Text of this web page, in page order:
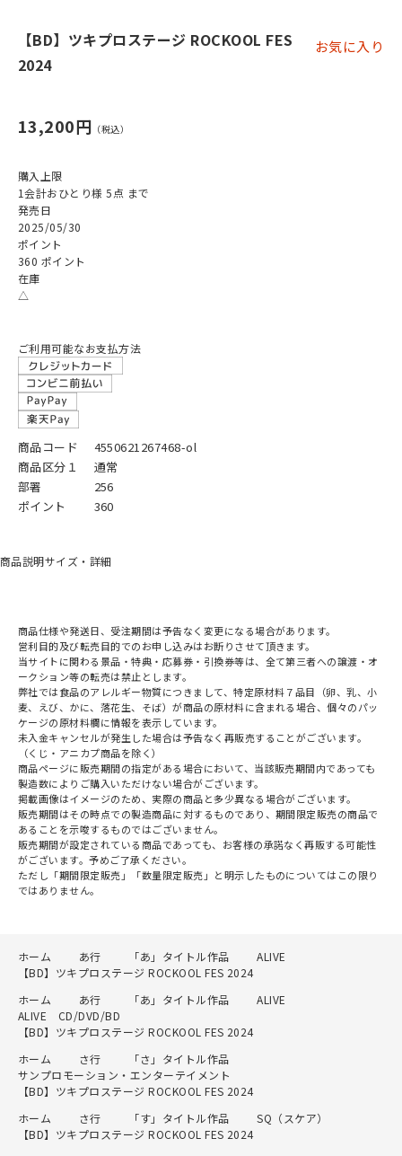
【BD】ツキプロステージ ROCKOOL FES
2024
お気に入り
13,200円
購入上限
1会計おひとり様 5点 まで
発売日
2025/05/30
ポイント
360 ポイント
在庫
△
ご利用可能なお支払方法
商品コード
4550621267468-ol
商品区分１
通常
部署
256
ポイント
360
商品説明サイズ・詳細
商品仕様や発送日、受注期間は予告なく変更になる場合があります。
営利目的及び転売目的でのお申し込みはお断りさせて頂きます。
当サイトに関わる景品・特典・応募券・引換券等は、全て第三者への譲渡・オ
ークション等の転売は禁止とします。
弊社では食品のアレルギー物質につきまして、特定原材料７品目（卵、乳、小
麦、えび、かに、落花生、そば）が商品の原材料に含まれる場合、個々のパッ
ケージの原材料欄に情報を表示しています。
未入金キャンセルが発生した場合は予告なく再販売することがございます。
（くじ・アニカプ商品を除く）
商品ページに販売期間の指定がある場合において、当該販売期間内であっても
製造数によりご購入いただけない場合がございます。
掲載画像はイメージのため、実際の商品と多少異なる場合がございます。
販売期間はその時点での製造商品に対するものであり、期間限定販売の商品で
あることを示唆するものではございません。
販売期間が設定されている商品であっても、お客様の承諾なく再販する可能性
がございます。予めご了承ください。
ただし「期間限定販売」「数量限定販売」と明示したものについてはこの限り
ではありません。
ホーム あ行 「あ」タイトル作品
ALIVE
【BD】ツキプロステージ ROCKOOL FES 2024
ホーム
あ行 「あ」タイトル作品
ALIVE
ALIVE CD/DVD/BD
【BD】ツキプロステージ ROCKOOL FES 2024
ホーム
さ行
「さ」タイトル作品
サンプロモーション・エンターテイメント
【BD】ツキプロステージ ROCKOOL FES 2024
ホーム
さ行 「す」タイトル作品
SQ（スケア）
【BD】ツキプロステージ ROCKOOL FES 2024